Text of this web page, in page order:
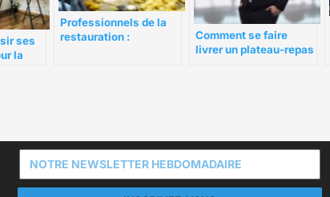
ses
la
Professionnels de la
restauration :
Comment se faire
livrer un plateau-repas